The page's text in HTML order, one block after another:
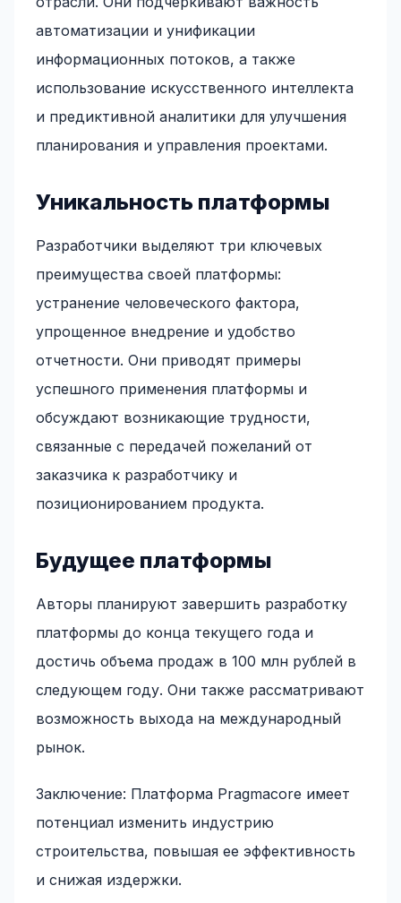
автоматизации и унификации
информационных потоков, а также
использование искусственного интеллекта
и предиктивной аналитики для улучшения
планирования и управления проектами.
Уникальность платформы
Разработчики выделяют три ключевых
преимущества своей платформы:
устранение человеческого фактора,
упрощенное внедрение и удобство
отчетности. Они приводят примеры
успешного применения платформы и
обсуждают возникающие трудности,
связанные с передачей пожеланий от
заказчика к разработчику и
позиционированием продукта.
Будущее платформы
Авторы планируют завершить разработку
платформы до конца текущего года и
достичь объема продаж в 100 млн рублей в
следующем году. Они также рассматривают
возможность выхода на международный
рынок.
Заключение: Платформа Pragmacore имеет
потенциал изменить индустрию
строительства, повышая ее эффективность
и снижая издержки.